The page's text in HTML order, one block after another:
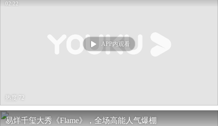
02:22
APP内观看
热度 72
易烊千玺大秀《Flame》，全场高能人气爆棚